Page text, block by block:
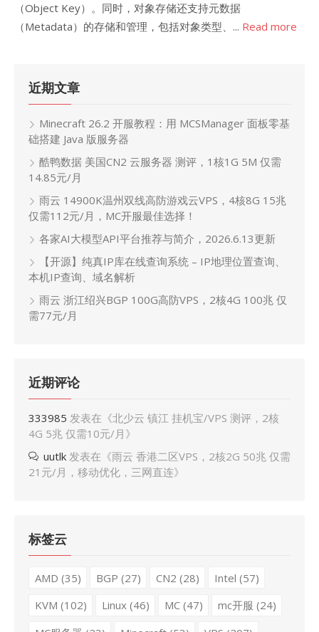
（Object Key）。同时，对象存储还支持元数据
（Metadata）的存储和管理，包括对象类型、... Read more
近期文章
Minecraft 26.2 开服教程：用 MCSManager 面板零基
础搭建 Java 版服务器
酷鸭数据 美国CN2 云服务器 测评，1核1G 5M 仅需
14.85元/月
雨云 14900K温州双线高防游戏云VPS，4核8G 15兆
仅需112元/月，MC开服最佳选择！
各家AI大模型API平台推荐与简介，2026.6.13更新
【开源】纯真IP库在线查询系统 – IP地理位置查询、
本机IP查询、域名解析
雨云 浙江绍兴BGP 100G高防VPS，2核4G 100兆 仅
需77元/月
近期评论
333985 发表在《北少云 镇江 挂机宝/VPS 测评，2核
4G 5兆 仅需10元/月 》
uutlk 发表在《雨云 香港二区VPS，2核2G 50兆 仅需
21元/月，移动优化，三网直连》
标签云
AMD (35) BGP (27) CN2 (28) Intel (57)
KVM (102) Linux(46) MC(47) mc开服 (24)